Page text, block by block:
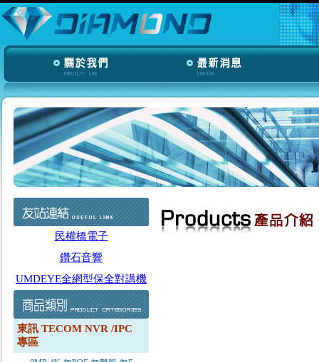
民權橋電子
鑽石音響
UMDEYE全網型保全對講機
東訊 TECOM NVR /IPC
專區